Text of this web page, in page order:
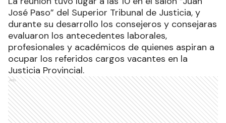
José Paso” del Superior Tribunal de Justicia, y
durante su desarrollo los consejeros y consejaras
evaluaron los antecedentes laborales,
profesionales y académicos de quienes aspiran a
ocupar los referidos cargos vacantes en la
Justicia Provincial.
Ads